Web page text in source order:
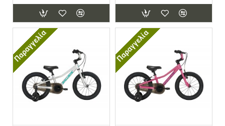
Παραγγελία Παραγγελία